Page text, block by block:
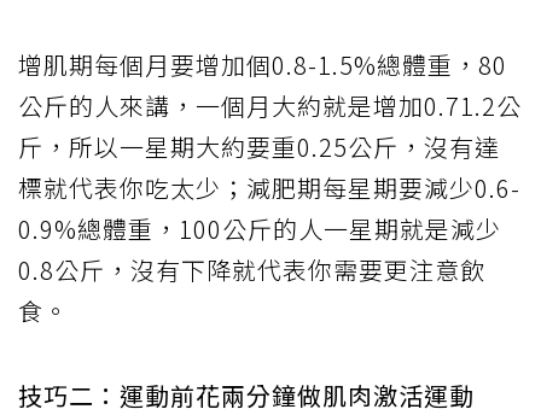
增肌期每個月要增加個0.8-1.5%總體重，80
公斤的人來講，一個月大約就是增加0.71.2公
斤，所以一星期大約要重0.25公斤，沒有達
標就代表你吃太少；減肥期每星期要減少0.6-
0.9%總體重，100公斤的人一星期就是減少
0.8公斤，沒有下降就代表你需要更注意飲
食。
技巧二：運動前花兩分鐘做肌肉激活運動